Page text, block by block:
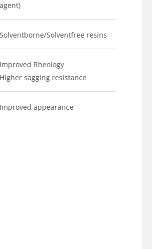
agent)
Solventborne/Solventfree resins
Improved Rheology
Higher sagging resistance
Improved appearance